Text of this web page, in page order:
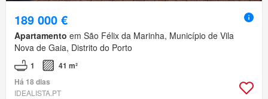
189 000 €
Apartamento em São Félix da Marinha, Município de Vila
Nova de Gaia, Distrito do Porto
1
41 m²
Há 18 dias
IDEALISTA.PT